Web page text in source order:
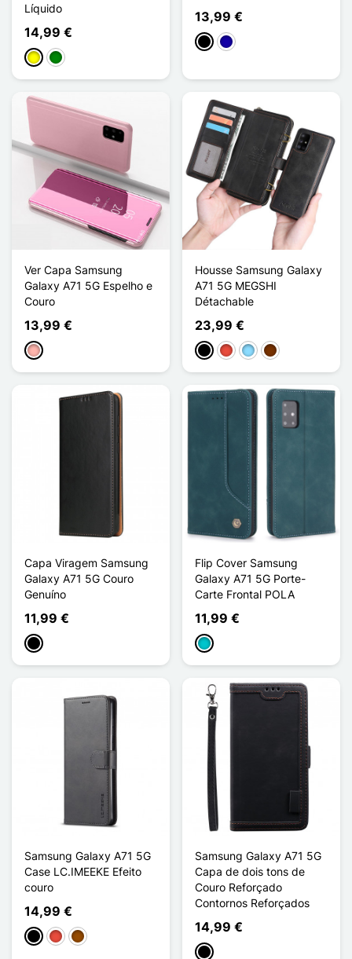
Líquido
14,99 €
Amarelo
Verde
13,99 €
PretoAzul Escuro
Ver Capa Samsung
Galaxy A71 5G Espelho e
Couro
13,99 €
Ouro rosa
Housse Samsung Galaxy
A71 5G MEGSHI
Détachable
23,99 €
PretoVermelho
Azul Claro
Café
Capa Viragem Samsung
Galaxy A71 5G Couro
Genuíno
11,99 €
Preto
Flip Cover Samsung
Galaxy A71 5G Porte-
Carte Frontal POLA
11,99 €
Turquesa
Samsung Galaxy A71 5G
Case LC.IMEEKE Efeito
couro
14,99 €
PretoVermelhoCastanho
Samsung Galaxy A71 5G
Capa de dois tons de
Couro Reforçado
Contornos Reforçados
14,99 €
Preto